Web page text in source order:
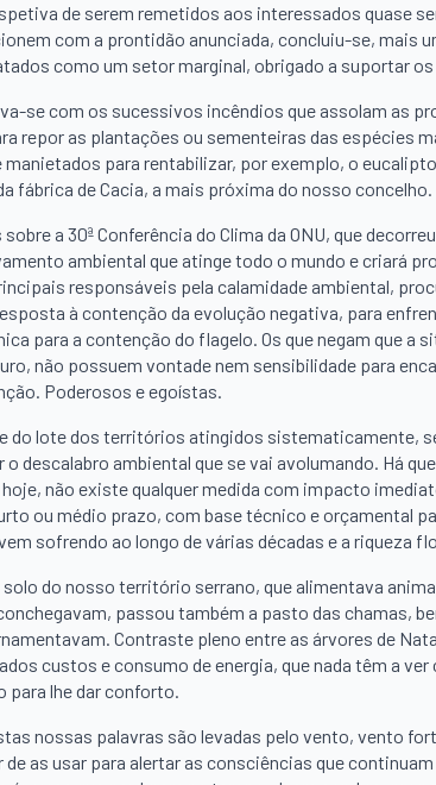
de serem remetidos aos interessados quase
com a prontidão anunciada, concluiu-se, mais
como um setor marginal, obrigado a suportar
se com os sucessivos incêndios que assolam as
repor as plantações ou sementeiras das espécies
para rentabilizar, por exemplo, o
fábrica de Cacia, a mais próxima do nosso concelho.
a 30ª Conferência do Clima da ONU, que
ambiental que atinge todo o mundo e criará
responsáveis pela calamidade ambiental,
à contenção da evolução negativa, para
para a contenção do flagelo. Os que negam que a
não possuem vontade nem sensibilidade para
Poderosos e egoístas.
do lote dos territórios atingidos sistematicamente,
descalabro ambiental que se vai avolumando. Há
não existe qualquer medida com impacto
ou médio prazo, com base técnico e orçamental
sofrendo ao longo de várias décadas e a riqueza
solo do nosso território serrano, que alimentava
passou também a pasto das chamas,
Contraste pleno entre as árvores de
custos e consumo de energia, que nada têm a
para lhe dar conforto.
nossas palavras são levadas pelo vento, vento
as usar para alertar as consciências que